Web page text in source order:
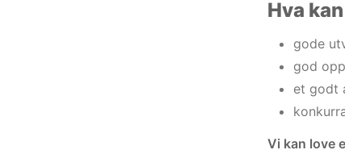
Hva
gode
god
et godt
Vi kan love